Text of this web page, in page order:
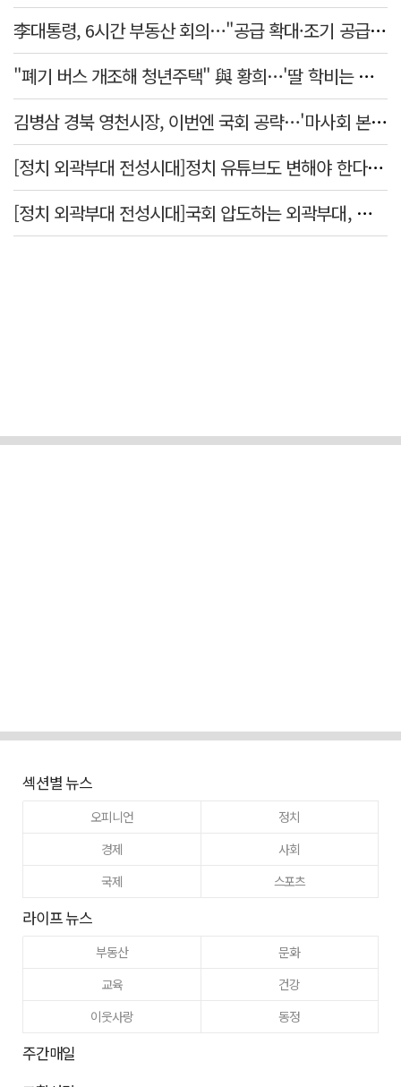
李대통령, 6시간 부동산 회의…"공급 확대·조기 공급 과감히 실천"
"폐기 버스 개조해 청년주택" 與 황희…'딸 학비는 年 4200만원'
김병삼 경북 영천시장, 이번엔 국회 공략…'마사회 본사 이전·광역교통망 확충' 요청
[정치 외곽부대 전성시대]정치 유튜브도 변해야 한다 "화합과 존중"
[정치 외곽부대 전성시대]국회 압도하는 외곽부대, 목소리 왜 커지나?
섹션별 뉴스
오피니언
정치
경제
사회
국제
스포츠
라이프 뉴스
부동산
문화
교육
건강
이웃사랑
동정
주간매일